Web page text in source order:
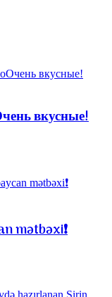
вкусные!
mətbəxi❗️